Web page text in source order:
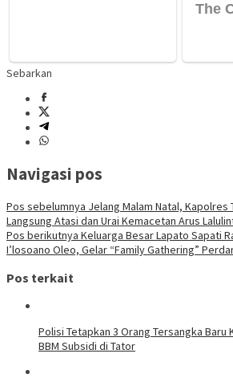
Sebarkan
Navigasi pos
Pos sebelumnya Jelang Malam Natal, Kapolres
Langsung Atasi dan Urai Kemacetan Arus
Pos berikutnya Keluarga Besar Lapato Sapati
I’losoano Oleo, Gelar “Family Gathering”
Pos terkait
Polisi Tetapkan 3 Orang Tersangka Baru
BBM Subsidi di Tator